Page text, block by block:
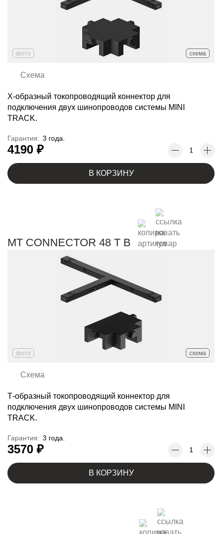
фото схема
Схема
X-образный токопроводящий коннектор для
подключения двух шинопроводов системы MINI
TRACK.
Гарантия: 3 года.
4190 ₽
В КОРЗИНУ
MT CONNECTOR 48 T B
фото схема
Схема
Т-образный токопроводящий коннектор для
подключения двух шинопроводов системы MINI
TRACK.
Гарантия: 3 года.
3570 ₽
В КОРЗИНУ